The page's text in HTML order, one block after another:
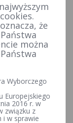
więcej
Komunikat Państwowej Komisji Wyborczej z dnia 11 kwietnia 2016 r. dotyczący wzorów urn wyborczych
11
że
można
Wyborczego
Europejskiego
2016 r. w
związku z
i w sprawie